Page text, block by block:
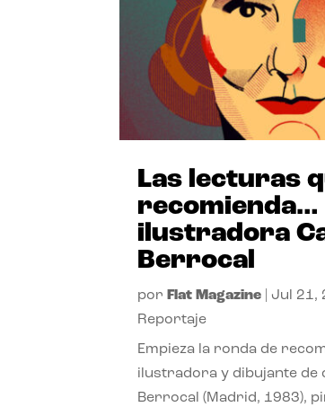
Las lecturas
recomienda…
ilustradora
Berrocal
por Flat Magazine Jul 21,
Reportaje
Empieza la ronda de
ilustradora y dibujante de
Berrocal (Madrid, 1983),